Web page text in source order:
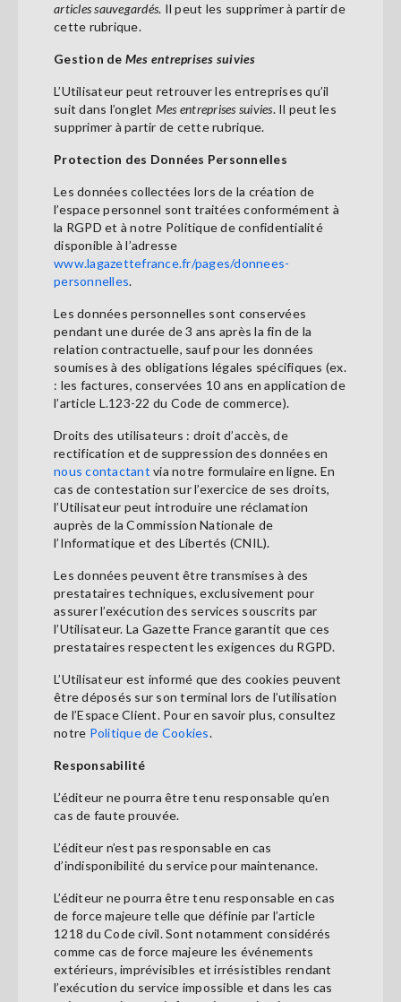
articles sauvegardés. Il peut les supprimer à partir de
cette rubrique.
Gestion de Mes entreprises suivies
L’Utilisateur peut retrouver les entreprises qu’il
suit dans l’onglet Mes entreprises suivies. Il peut les
supprimer à partir de cette rubrique.
Protection des Données Personnelles
Les données collectées lors de la création de
l’espace personnel sont traitées conformément à
la RGPD et à notre Politique de confidentialité
disponible à l’adresse
www.lagazettefrance.fr/pages/donnees-
personnelles.
Les données personnelles sont conservées
pendant une durée de 3 ans après la fin de la
relation contractuelle, sauf pour les données
soumises à des obligations légales spécifiques (ex.
: les factures, conservées 10 ans en application de
l’article L.123-22 du Code de commerce).
Droits des utilisateurs : droit d’accès, de
rectification et de suppression des données en
nous contactant via notre formulaire en ligne. En
cas de contestation sur l’exercice de ses droits,
l’Utilisateur peut introduire une réclamation
auprès de la Commission Nationale de
l’Informatique et des Libertés (CNIL).
Les données peuvent être transmises à des
prestataires techniques, exclusivement pour
assurer l’exécution des services souscrits par
l’Utilisateur. La Gazette France garantit que ces
prestataires respectent les exigences du RGPD.
L’Utilisateur est informé que des cookies peuvent
être déposés sur son terminal lors de l’utilisation
de l’Espace Client. Pour en savoir plus, consultez
notre Politique de Cookies.
Responsabilité
L’éditeur ne pourra être tenu responsable qu’en
cas de faute prouvée.
L’éditeur n’est pas responsable en cas
d’indisponibilité du service pour maintenance.
L’éditeur ne pourra être tenu responsable en cas
de force majeure telle que définie par l’article
1218 du Code civil. Sont notamment considérés
comme cas de force majeure les événements
extérieurs, imprévisibles et irrésistibles rendant
l’exécution du service impossible et dans les cas